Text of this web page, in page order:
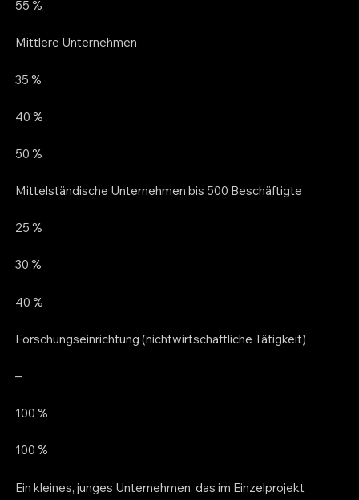
55 %
Mittlere Unternehmen
35 %
40 %
50 %
Mittelständische Unternehmen bis 500 Beschäftigte
25 %
30 %
40 %
Forschungseinrichtung (nichtwirtschaftliche Tätigkeit)
–
100 %
100 %
Ein kleines, junges Unternehmen, das im Einzelprojekt